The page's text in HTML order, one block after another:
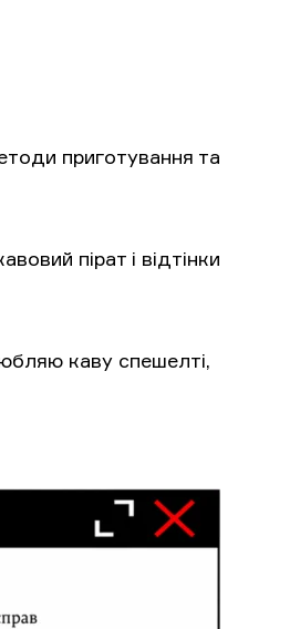
приготування та
пірат і відтінки
каву спешелті,